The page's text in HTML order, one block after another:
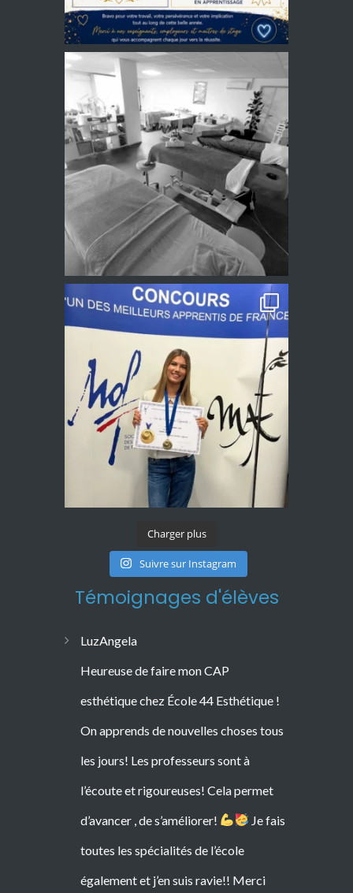
Charger plus
Suivre sur Instagram
Témoignages d'élèves
LuzAngela
Heureuse de faire mon CAP
esthétique chez École 44 Esthétique !
On apprends de nouvelles choses tous
les jours! Les professeurs sont à
l’écoute et rigoureuses! Cela permet
d’avancer , de s’améliorer!
Je fais
toutes les spécialités de l’école
également et j’en suis ravie!! Merci